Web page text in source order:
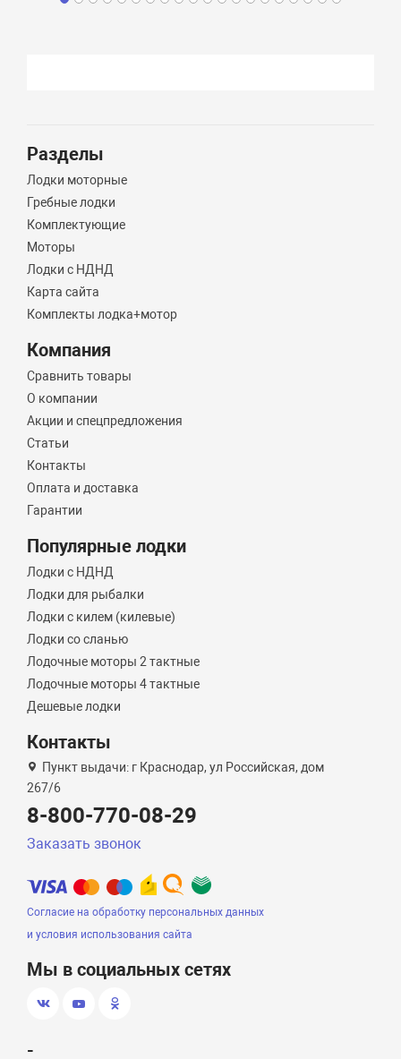
Разделы
Лодки моторные
Гребные лодки
Комплектующие
Моторы
Лодки с НДНД
Карта сайта
Комплекты лодка+мотор
Компания
Сравнить товары
О компании
Акции и спецпредложения
Статьи
Контакты
Оплата и доставка
Гарантии
Популярные лодки
Лодки с НДНД
Лодки для рыбалки
Лодки с килем (килевые)
Лодки со сланью
Лодочные моторы 2 тактные
Лодочные моторы 4 тактные
Дешевые лодки
Контакты
Пункт выдачи: г Краснодар, ул Российская, дом
267/6
8-800-770-08-29
Заказать звонок
Согласие на обработку персональных данных
и условия использования сайта
Мы в социальных сетях
-